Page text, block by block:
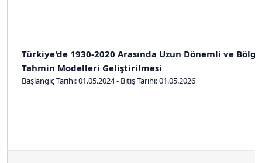
Türkiye'de 1930-2020 Arasında Uzun Dönemli ve
Tahmin Modelleri Geliştirilmesi
Başlangıç Tarihi: 01.05.2024 - Bitiş Tarihi: 01.05.2026